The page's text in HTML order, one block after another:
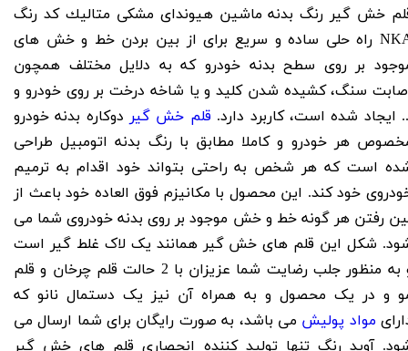
خش گير رنگ بدنه ماشين هیوندای مشكی متاليك كد رنگ
راه حلی ساده و سریع برای از بین بردن خط و خش های
بر روی سطح بدنه خودرو که به دلایل مختلف همچون
سنگ، کشیده شدن کلید و یا شاخه درخت بر روی خودرو و
ایجاد شده است، کاربرد دارد. قلم خش گیر دوکاره بدنه خودرو
هر خودرو و کاملا مطابق با رنگ بدنه اتومبیل طراحی
است که هر شخص به راحتی بتواند خود اقدام به ترمیم
خود کند. این محصول با مکانیزم فوق العاده خود باعث از
رفتن هر گونه خط و خش موجود بر روی بدنه خودروی شما می
شکل این قلم های خش گیر همانند یک لاک غلط گیر است
و به منظور جلب رضایت شما عزیزان با 2 حالت قلم چرخان و قلم
و در یک محصول و به همراه آن نیز یک دستمال نانو که
مواد پولیش می باشد، به صورت رایگان برای شما ارسال می
آوید رنگ تنها تولید کننده انحصاری قلم های خش گیر